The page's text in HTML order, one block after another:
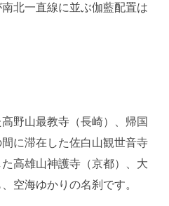
北一直線に並ぶ伽藍配置は
野山最教寺（長崎）、帰国
に滞在した佐白山観世音寺
高雄山神護寺（京都）、大
空海ゆかりの名刹です。